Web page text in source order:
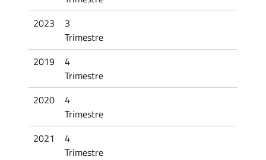
2023
3
Trimestre
2019
4
Trimestre
2020
4
Trimestre
2021
4
Trimestre